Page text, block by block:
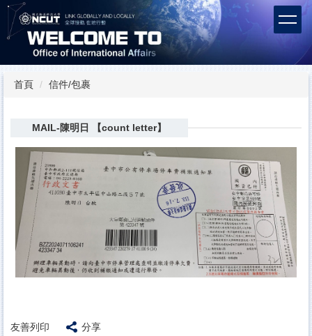
跳
到
主
內
容首頁 信件/包裹
MAIL-陳明日 【count letter】
友善列印 分享